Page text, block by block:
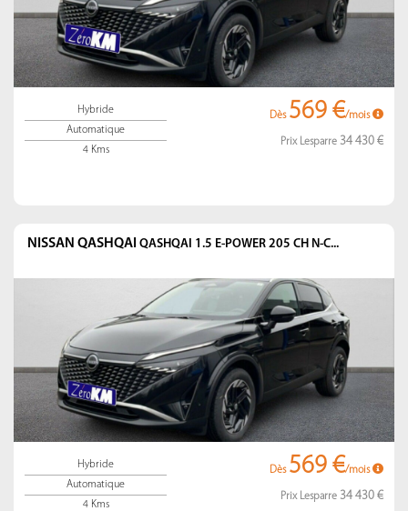
Hybride
Automatique
4 Kms
Dès 569 €/mois
Prix Lesparre 34 430 €
NISSAN QASHQAI QASHQAI 1.5 E-POWER 205 CH N-C...
Hybride
Automatique
4 Kms
Dès 569 €/mois
Prix Lesparre 34 430 €